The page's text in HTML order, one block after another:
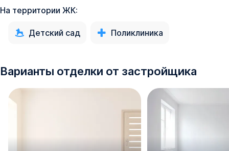
На территории ЖК:
Детский сад Поликлиника
Варианты отделки от застройщика